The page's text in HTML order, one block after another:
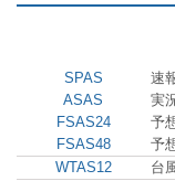
SPAS
速
ASAS
実
FSAS24
予
FSAS48
予
WTAS12
台